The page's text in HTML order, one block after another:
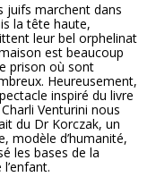
juifs marchent dans
la tête haute,
leur bel orphelinat
est beaucoup
prison où sont
Heureusement,
inspiré du livre
Venturini nous
du Dr Korczak, un
modèle d’humanité,
les bases de la